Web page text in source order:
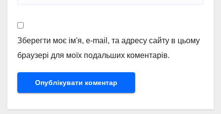
Зберегти моє ім'я, e-mail, та адресу сайту в цьому
браузері для моїх подальших коментарів.